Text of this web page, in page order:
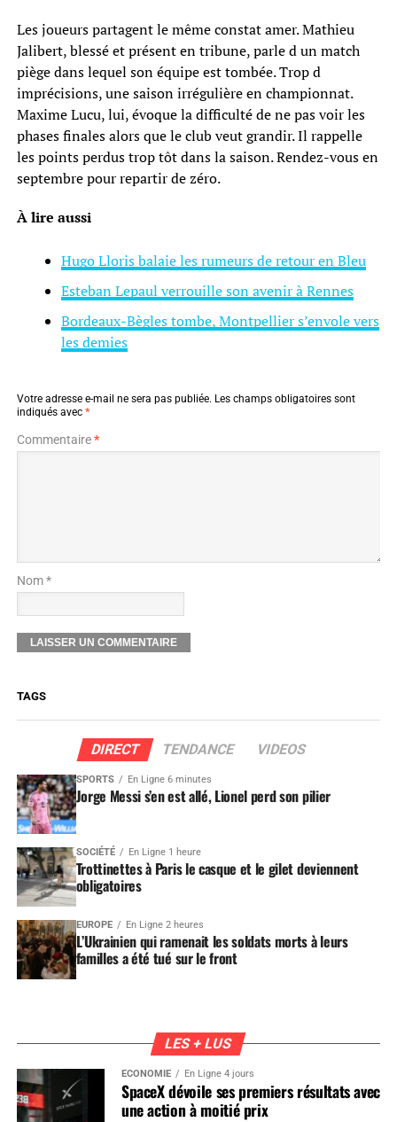
Les joueurs partagent le même constat amer. Mathieu
Jalibert, blessé et présent en tribune, parle d un match
piège dans lequel son équipe est tombée. Trop d
imprécisions, une saison irrégulière en championnat.
Maxime Lucu, lui, évoque la difficulté de ne pas voir les
phases finales alors que le club veut grandir. Il rappelle
les points perdus trop tôt dans la saison. Rendez-vous en
septembre pour repartir de zéro.
À lire aussi
Hugo Lloris balaie les rumeurs de retour en Bleu
Esteban Lepaul verrouille son avenir à Rennes
Bordeaux-Bègles tombe, Montpellier s’envole vers
les demies
Votre adresse e-mail ne sera pas publiée. Les champs obligatoires sont
indiqués avec *
Commentaire*
Nom *
TAGS
DIRECT TENDANCE VIDEOS
SPORTS En Ligne 6 minutes
Jorge Messi s’en est allé, Lionel perd son pilier
SOCIÉTÉ En Ligne 1 heure
Trottinettes à Paris le casque et le gilet deviennent
obligatoires
EUROPE En Ligne 2 heures
L’Ukrainien qui ramenait les soldats morts à leurs
familles a été tué sur le front
LES + LUS
ÉCONOMIE En Ligne 4 jours
SpaceX dévoile ses premiers résultats avec
une action à moitié prix